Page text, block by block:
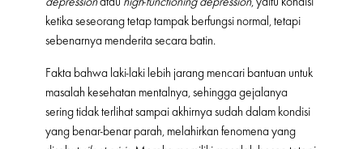
ketika seseorang tetap tampak berfungsi normal, tetapi
sebenarnya menderita secara batin.
Fakta bahwa laki-laki lebih jarang mencari bantuan untuk
masalah kesehatan mentalnya, sehingga gejalanya
sering tidak terlihat sampai akhirnya sudah dalam kondisi
yang benar-benar parah, melahirkan fenomena yang